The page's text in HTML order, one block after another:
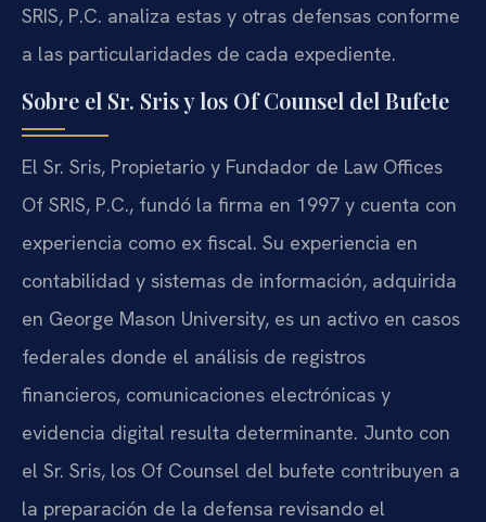
SRIS, P.C. analiza estas y otras defensas conforme
a las particularidades de cada expediente.
Sobre el Sr. Sris y los Of Counsel del Bufete
El Sr. Sris, Propietario y Fundador de Law Offices
Of SRIS, P.C., fundó la firma en 1997 y cuenta con
experiencia como ex fiscal. Su experiencia en
contabilidad y sistemas de información, adquirida
en George Mason University, es un activo en casos
federales donde el análisis de registros
financieros, comunicaciones electrónicas y
evidencia digital resulta determinante. Junto con
el Sr. Sris, los Of Counsel del bufete contribuyen a
la preparación de la defensa revisando el